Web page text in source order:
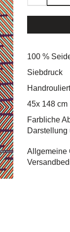
100 %
Siebdruck
Handrouliert
45x 148 cm
Farbliche
Darstellung
Allgemeine